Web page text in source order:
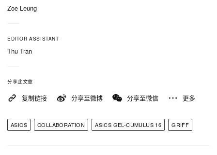
Zoe Leung
EDITOR ASSISTANT
Thu Tran
分享此文章
复制链接 分享至微博 分享至微信 更多
ASICS COLLABORATION ASICS GEL-CUMULUS 16 GRIFF